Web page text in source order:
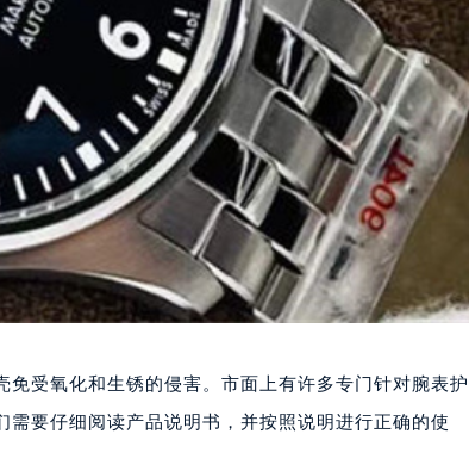
受氧化和生锈的侵害。市面上有许多专门针对腕表护
要仔细阅读产品说明书，并按照说明进行正确的使